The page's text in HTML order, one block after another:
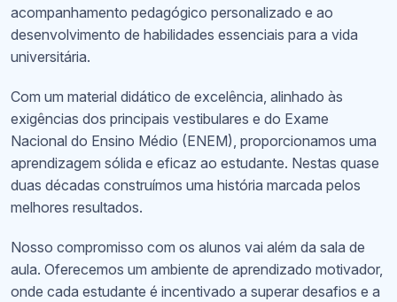
acompanhamento pedagógico personalizado e ao
desenvolvimento de habilidades essenciais para a vida
universitária.
Com um material didático de excelência, alinhado às
exigências dos principais vestibulares e do Exame
Nacional do Ensino Médio (ENEM), proporcionamos uma
aprendizagem sólida e eficaz ao estudante. Nestas quase
duas décadas construímos uma história marcada pelos
melhores resultados.
Nosso compromisso com os alunos vai além da sala de
aula. Oferecemos um ambiente de aprendizado motivador,
onde cada estudante é incentivado a superar desafios e a